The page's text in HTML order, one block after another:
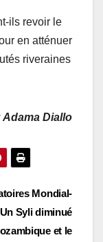
ils revoir le
en atténuer
riveraines
Adama Diallo
Mondial-
Syli diminué
et le